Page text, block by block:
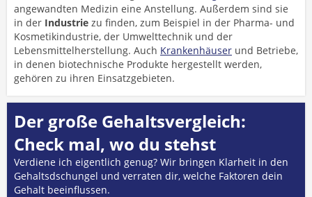
angewandten Medizin eine Anstellung. Außerdem sind sie
in der Industrie zu finden, zum Beispiel in der Pharma- und
Kosmetikindustrie, der Umwelttechnik und der
Lebensmittelherstellung. Auch Krankenhäuser und Betriebe,
in denen biotechnische Produkte hergestellt werden,
gehören zu ihren Einsatzgebieten.
Der große Gehaltsvergleich:
Check mal, wo du stehst
Verdiene ich eigentlich genug? Wir bringen Klarheit in den
Gehaltsdschungel und verraten dir, welche Faktoren dein
Gehalt beeinflussen.